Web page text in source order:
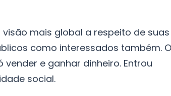
mais global a respeito de suas
como interessados também. O
e ganhar dinheiro. Entrou
social.